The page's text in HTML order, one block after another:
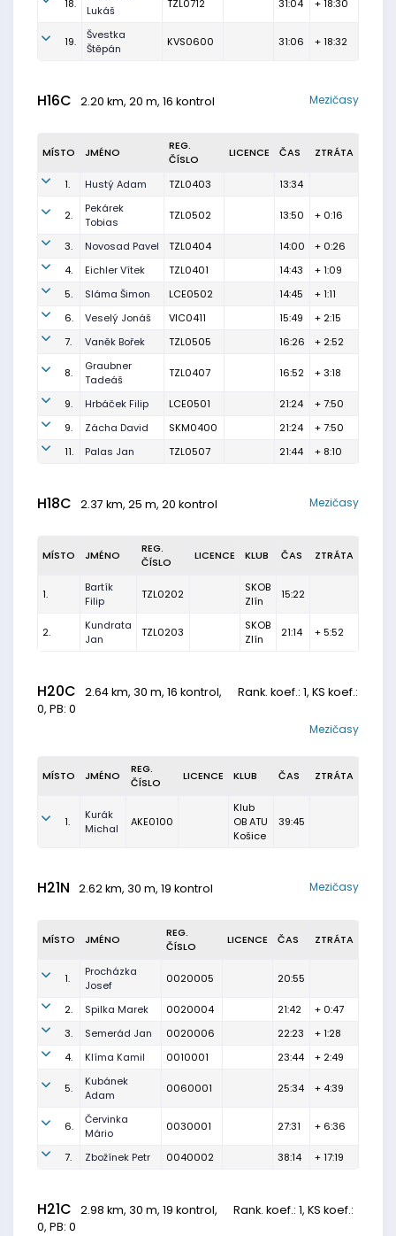
18.
Lukáš
TZL0712 31:04 + 18:30
19.
Švestka
Štěpán
KVS0600 31:06 + 18:32
H16C 2.20 km, 20 m, 16 kontrol Mezičasy
MÍSTO JMÉNO
REG.
ČÍSLO
LICENCE ČAS ZTRÁTA
1. Hustý Adam TZL0403 13:34
2.
Pekárek
Tobias
TZL0502 13:50 + 0:16
3. Novosad Pavel TZL0404 14:00
+ 0:26
4.
Eichler Vítek TZL0401 14:43
+ 1:09
5.
Sláma Šimon LCE0502 14:45
+ 1:11
6.
Veselý Jonáš VIC0411 15:49
+ 2:15
7.
Vaněk Bořek TZL0505 16:26 + 2:52
8.
Graubner
Tadeáš
TZL0407 16:52 + 3:18
9. Hrbáček Filip LCE0501 21:24
+ 7:50
9.
Zácha David SKM0400 21:24
+ 7:50
11.
Palas Jan TZL0507 21:44 + 8:10
H18C 2.37 km, 25 m, 20 kontrol Mezičasy
MÍSTO JMÉNO
REG.
ČÍSLO
LICENCE KLUB ČAS ZTRÁTA
1.
Bartík
Filip
TZL0202
SKOB
Zlín
15:22
2.
Kundrata
Jan
TZL0203
SKOB
Zlín
21:14 + 5:52
H20C 2.64 km, 30 m, 16 kontrol, Rank. koef.: 1, KS koef.:
0, PB: 0
Mezičasy
MÍSTO JMÉNO
REG.
ČÍSLO
LICENCE KLUB ČAS ZTRÁTA
1.
Kurák
Michal
AKE0100
Klub
OB ATU
Košice
39:45
H21N 2.62 km, 30 m, 19 kontrol Mezičasy
MÍSTO JMÉNO
REG.
ČÍSLO
LICENCE ČAS ZTRÁTA
1.
Procházka
Josef
0020005 20:55
2. Spilka Marek 0020004 21:42
+ 0:47
3.
Semerád Jan 0020006 22:23
+ 1:28
4.
Klíma Kamil 0010001 23:44 + 2:49
5.
Kubánek
Adam
0060001 25:34 + 4:39
6.
Červinka
Mário
0030001 27:31 + 6:36
7. Zbožínek Petr 0040002 38:14 + 17:19
H21C 2.98 km, 30 m, 19 kontrol, Rank. koef.: 1, KS koef.:
0, PB: 0